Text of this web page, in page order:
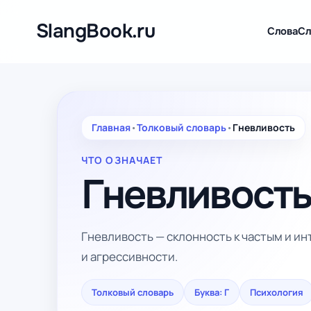
содержимомуSlangBook.ru Слова
Главная•Толковый словарь• Гневливость
ЧТО ОЗНАЧАЕТ
Гневливость
Гневливость — склонность к частым и
и агрессивности.
Толковый словарь Буква: Г Психология